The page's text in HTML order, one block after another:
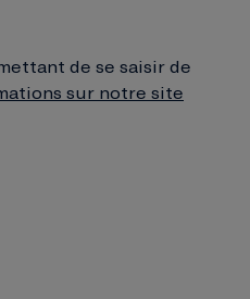
de se saisir de
sur notre site